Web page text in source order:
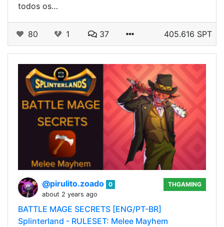
todos os…
80 1 37 405.616 SPT
@pirulito.zoado 0
about 2 years ago
THGAMING
BATTLE MAGE SECRETS [ENG/PT-BR]
Splinterland - RULESET: Melee Mayhem